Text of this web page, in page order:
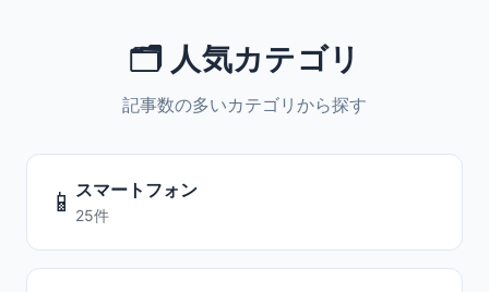
🗂️ 人気カテゴリ
記事数の多いカテゴリから探す
📱 スマートフォン
25件